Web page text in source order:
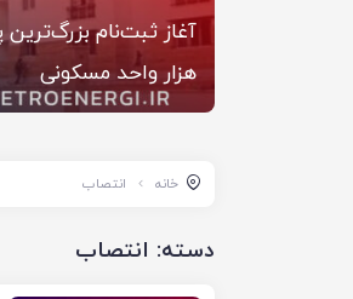
هزار واحد مسکونی
خانه انتصاب
دسته: انتصاب